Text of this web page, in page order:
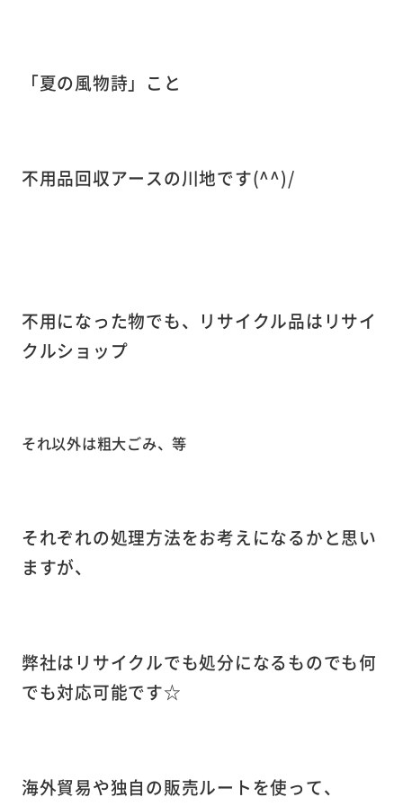
「夏の風物詩」こと
不用品回収アースの川地です(^^)/
不用になった物でも、リサイクル品はリサイ
クルショップ
それ以外は粗大ごみ、等
それぞれの処理方法をお考えになるかと思い
ますが、
弊社はリサイクルでも処分になるものでも何
でも対応可能です☆
海外貿易や独自の販売ルートを使って、